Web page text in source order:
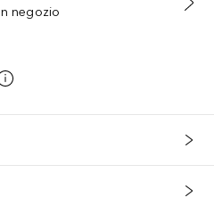
CARRELLO
negozio